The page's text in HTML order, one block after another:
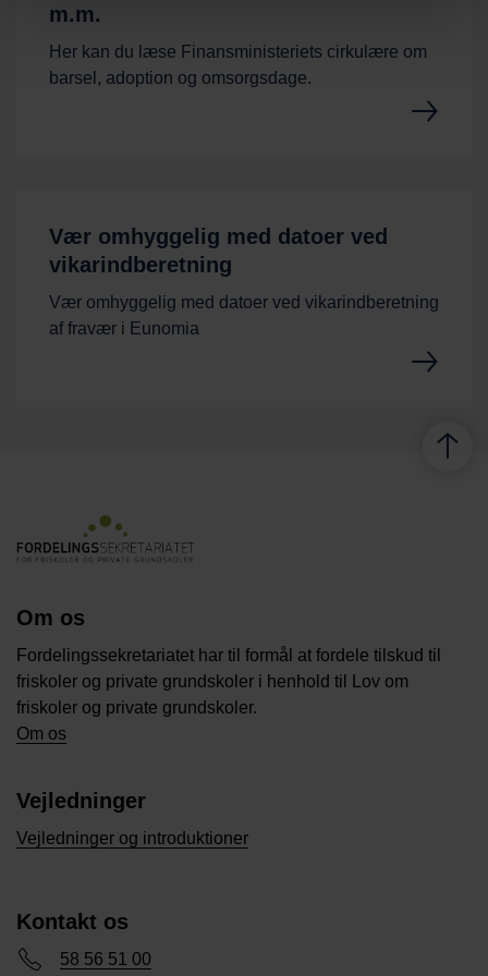
m.m.
Her kan du læse Finansministeriets cirkulære om
barsel, adoption og omsorgsdage.
Vær omhyggelig med datoer ved
vikarindberetning
Vær omhyggelig med datoer ved vikarindberetning
af fravær i Eunomia
Om os
Fordelingssekretariatet har til formål at fordele tilskud til
friskoler og private grundskoler i henhold til Lov om
friskoler og private grundskoler.
Om os
Vejledninger
Vejledninger og introduktioner
Kontakt os
58 56 51 00